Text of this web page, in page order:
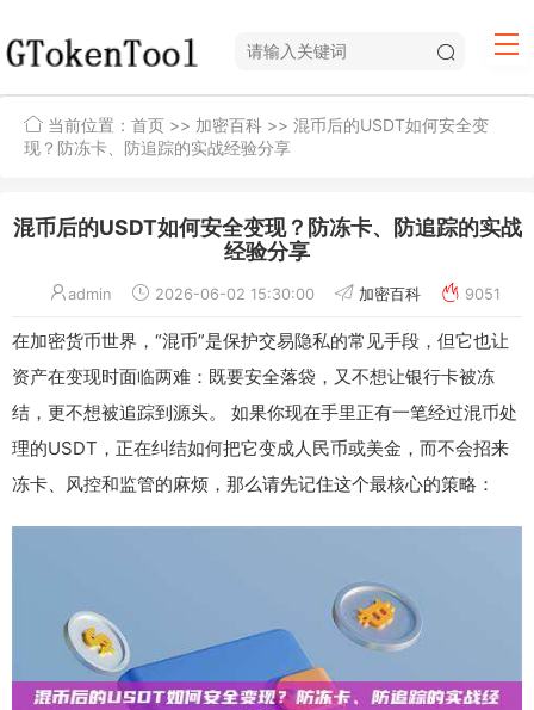
当前位置： 首页 >> 加密百科 >> 混币后的USDT如何安全变
现？防冻卡、防追踪的实战经验分享
混币后的USDT如何安全变现？防冻卡、防追踪的实战
经验分享
admin 2026-06-02 15:30:00 加密百科 9051
在加密货币世界，“混币”是保护交易隐私的常见手段，但它也让
资产在变现时面临两难：既要安全落袋，又不想让银行卡被冻
结，更不想被追踪到源头。 如果你现在手里正有一笔经过混币处
理的USDT，正在纠结如何把它变成人民币或美金，而不会招来
冻卡、风控和监管的麻烦，那么请先记住这个最核心的策略：